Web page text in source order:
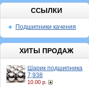
ССЫЛКИ
Подшипники качения
ХИТЫ ПРОДАЖ
Шарик подшипника
7,938
10.00 р.